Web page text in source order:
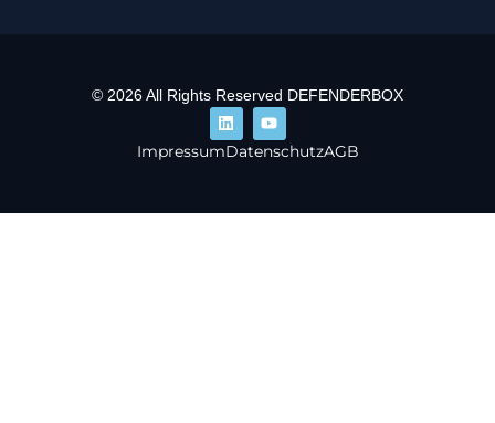
© 2026 All Rights Reserved DEFENDERBOX
ImpressumDatenschutzAGB